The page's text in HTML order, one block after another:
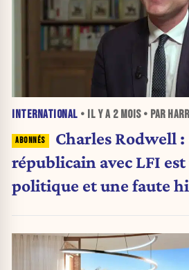
INTERNATIONAL • IL Y A 2 MOIS• PAR
Charles Rodwell
républicain avec LFI
politique et une faute